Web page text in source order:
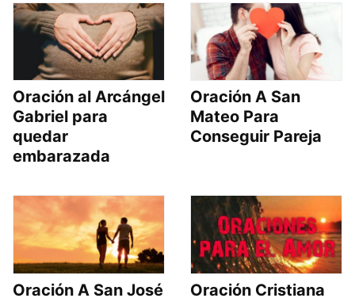
Oración al Arcángel
Gabriel para
quedar
embarazada
Oración A San
Mateo Para
Conseguir Pareja
Oración A San José
Oración Cristiana